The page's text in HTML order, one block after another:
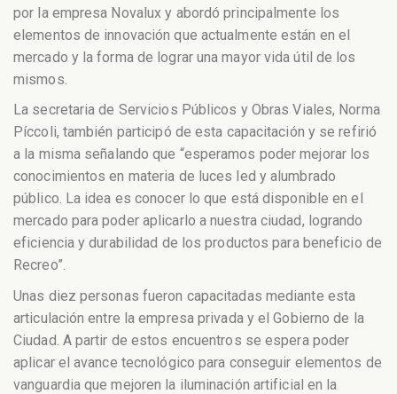
por la empresa Novalux y abordó principalmente los
elementos de innovación que actualmente están en el
mercado y la forma de lograr una mayor vida útil de los
mismos.
La secretaria de Servicios Públicos y Obras Viales, Norma
Píccoli, también participó de esta capacitación y se refirió
a la misma señalando que “esperamos poder mejorar los
conocimientos en materia de luces led y alumbrado
público. La idea es conocer lo que está disponible en el
mercado para poder aplicarlo a nuestra ciudad, logrando
eficiencia y durabilidad de los productos para beneficio de
Recreo”.
Unas diez personas fueron capacitadas mediante esta
articulación entre la empresa privada y el Gobierno de la
Ciudad. A partir de estos encuentros se espera poder
aplicar el avance tecnológico para conseguir elementos de
vanguardia que mejoren la iluminación artificial en la